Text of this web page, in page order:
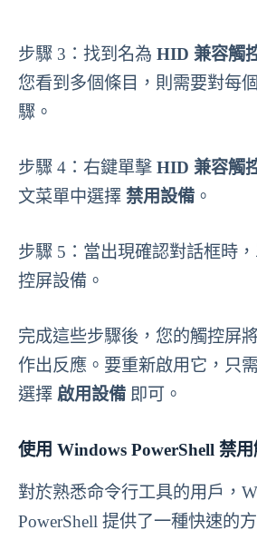
步驟 3：找到名為 HID 兼容觸
您看到多個條目，則需要對每
驟。
步驟 4：右鍵單擊 HID 兼容觸
文菜單中選擇 禁用設備 。
步驟 5：當出現確認對話框時
控屏設備。
完成這些步驟後，您的觸控屏
作出反應。要重新啟用它，只
選擇 啟用設備 即可。
使用 Windows PowerShell 禁
對於熟悉命令行工具的用戶，
PowerShell 提供了一種快速的